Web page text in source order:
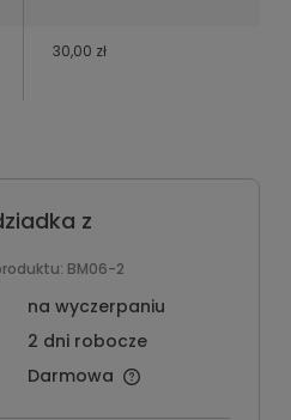
30,00 zł
z
BM06-2
na wyczerpaniu
2 dni robocze
Darmowa